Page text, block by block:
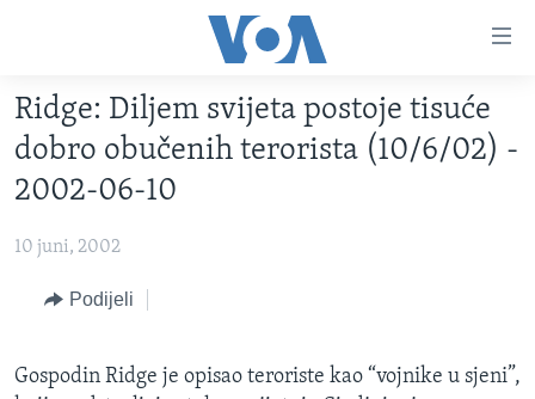
glavni
sadržaj
Pređi
na
glavnu
navigaciju
TV PROGRAM
VIJESTI
SJEDINJENE AMERIČKE DRŽAVE
SVIJET
NAUKA I TEHNOLOGIJA
KORUPCIJA
Ridge: Diljem svijeta postoje tisuće
dobro obučenih terorista (10/6/02) -
2002-06-10
10 juni, 2002
Podijeli
Gospodin Ridge je opisao teroriste kao “vojnike u sjeni”,